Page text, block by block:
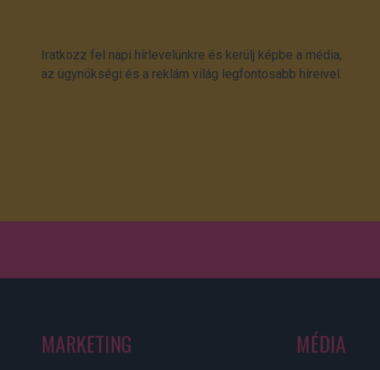
Iratkozz fel napi hírlevelünkre és kerülj képbe a média,
az ügynökségi és a reklám világ legfontosabb híreivel.
MARKETING MÉDIA